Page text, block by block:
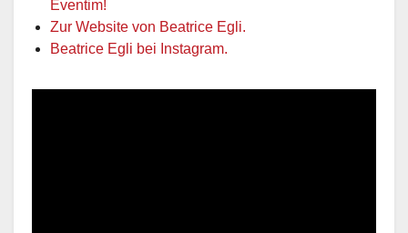
Eventim!
Zur Website von Beatrice Egli.
Beatrice Egli bei Instagram.